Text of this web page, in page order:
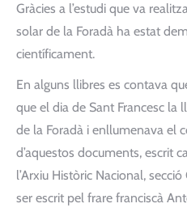
Gràcies a l’estudi que va
solar de la Foradà ha estat
científicament.
En alguns llibres es contava
que el dia de Sant Francesc la
de la Foradà i enllumenava el
d’aquestos documents, escrit
l’Arxiu Històric Nacional,
ser escrit pel frare franciscà